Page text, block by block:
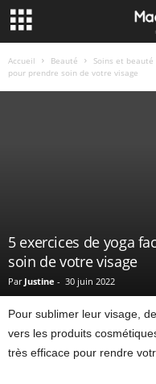
Accueil Beauté Soins et beauté
pour prendre soin de votre visage
5 exercices de yoga
soin de votre visage
Par Justine - 30 juin 2022
Pour sublimer leur visage,
vers les produits
très efficace pour rendre